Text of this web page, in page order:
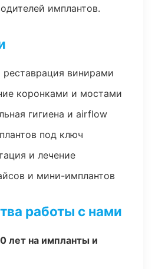
имплантов.
реставрация винирами
коронками и мостами
гигиена и airflow
под ключ
и лечение
и мини-имплантов
работы с нами
лет на импланты и